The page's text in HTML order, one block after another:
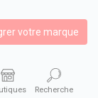
votre marque
Recherche